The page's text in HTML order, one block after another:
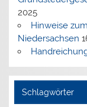
2025
Hinweise
Niedersachsen
Schlagwörter